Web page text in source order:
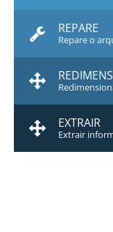
REPARE
Repare o
EXTRAIR
Extrair